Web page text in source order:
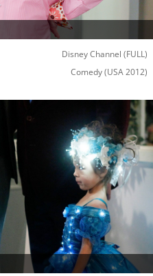
Disney Channel (FULL)
Comedy(USA 2012)